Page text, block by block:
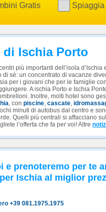
Gratis Spiaggia
di Ischia Porto
più importanti dell’isola
sé: un concentrato di vacanze
per i giovani che per le famiglie con
A ischia Porto e Ischia
Inoltre, molti hotel sono
, con piscine, cascate,
minuti di autobus dal centro e
Quelli più centrali si affacciano
l’offerta che fa per voi! Altre
e prenoteremo per te
per Ischia al miglior
+39 081.1975.1975